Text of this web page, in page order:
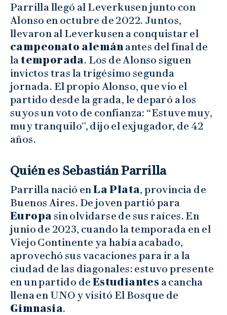
Parrilla llegó al Leverkusen junto con
Alonso en octubre de 2022. Juntos,
llevaron al Leverkusen a conquistar el
campeonato alemán antes del final de
latemporada. Los de Alonso siguen
invictos tras la trigésimo segunda
jornada. El propio Alonso, que vio el
partido desde la grada, le deparó a los
suyos un voto de confianza: “Estuve muy,
muy tranquilo”, dijo el exjugador, de 42
años.
Quién es Sebastián Parrilla
Parrilla nació enLa Plata, provincia de
Buenos Aires. De joven partió para
Europasin olvidarse de sus raíces. En
junio de 2023, cuando la temporada en el
Viejo Continente ya había acabado,
aprovechó sus vacaciones para ir a la
ciudad de las diagonales: estuvo presente
en un partido de Estudiantes a cancha
llena en UNO y visitó El Bosque de
Gimnasia.